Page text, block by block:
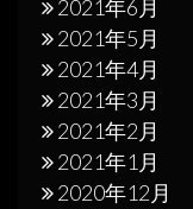
2021年6月
2021年5月
2021年4月
2021年3月
2021年2月
2021年1月
2020年12月